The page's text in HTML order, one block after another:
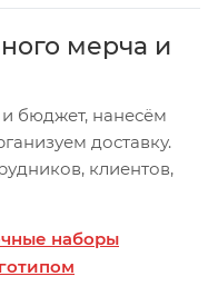
мерча и
бюджет, нанесём
доставку.
клиентов,
наборы